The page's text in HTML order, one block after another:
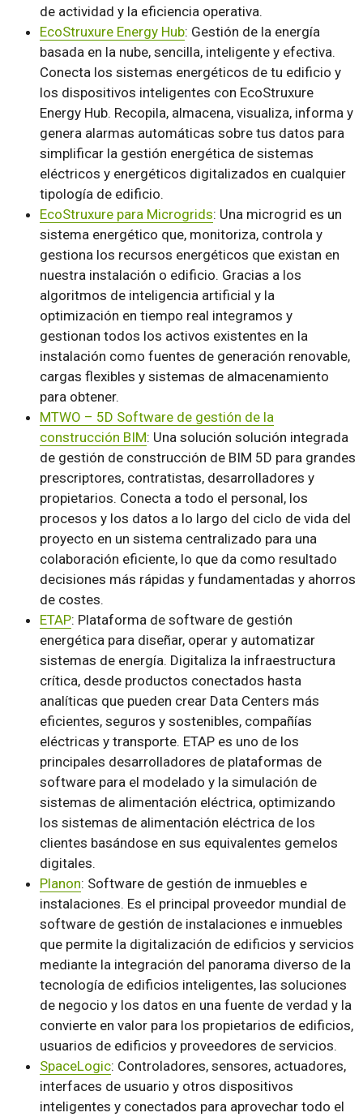
de actividad y la eficiencia operativa.
EcoStruxure Energy Hub: Gestión de la energía
basada en la nube, sencilla, inteligente y efectiva.
Conecta los sistemas energéticos de tu edificio y
los dispositivos inteligentes con EcoStruxure
Energy Hub. Recopila, almacena, visualiza, informa y
genera alarmas automáticas sobre tus datos para
simplificar la gestión energética de sistemas
eléctricos y energéticos digitalizados en cualquier
tipología de edificio.
EcoStruxure para Microgrids: Una microgrid es un
sistema energético que, monitoriza, controla y
gestiona los recursos energéticos que existan en
nuestra instalación o edificio. Gracias a los
algoritmos de inteligencia artificial y la
optimización en tiempo real integramos y
gestionan todos los activos existentes en la
instalación como fuentes de generación renovable,
cargas flexibles y sistemas de almacenamiento
para obtener.
MTWO – 5D Software de gestión de la
construcción BIM: Una solución solución integrada
de gestión de construcción de BIM 5D para grandes
prescriptores, contratistas, desarrolladores y
propietarios. Conecta a todo el personal, los
procesos y los datos a lo largo del ciclo de vida del
proyecto en un sistema centralizado para una
colaboración eficiente, lo que da como resultado
decisiones más rápidas y fundamentadas y ahorros
de costes.
ETAP: Plataforma de software de gestión
energética para diseñar, operar y automatizar
sistemas de energía. Digitaliza la infraestructura
crítica, desde productos conectados hasta
analíticas que pueden crear Data Centers más
eficientes, seguros y sostenibles, compañías
eléctricas y transporte. ETAP es uno de los
principales desarrolladores de plataformas de
software para el modelado y la simulación de
sistemas de alimentación eléctrica, optimizando
los sistemas de alimentación eléctrica de los
clientes basándose en sus equivalentes gemelos
digitales.
Planon: Software de gestión de inmuebles e
instalaciones. Es el principal proveedor mundial de
software de gestión de instalaciones e inmuebles
que permite la digitalización de edificios y servicios
mediante la integración del panorama diverso de la
tecnología de edificios inteligentes, las soluciones
de negocio y los datos en una fuente de verdad y la
convierte en valor para los propietarios de edificios,
usuarios de edificios y proveedores de servicios.
SpaceLogic: Controladores, sensores, actuadores,
interfaces de usuario y otros dispositivos
inteligentes y conectados para aprovechar todo el